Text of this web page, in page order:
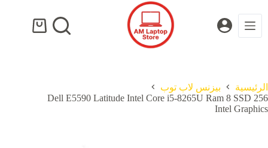
إلى
المحتوى
عربة
الرئيسية
بيزنس لاب توب
Dell E5590 Latitude Intel Core i5-8265U Ram 8 SSD 256
Intel Graphics